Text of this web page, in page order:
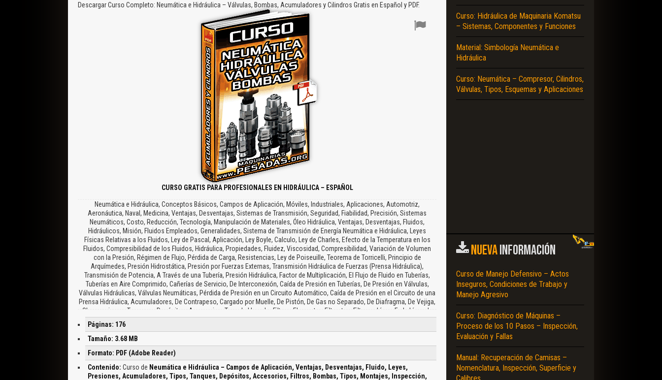
Descargar Curso Completo: Neumática e Hidráulica – Válvulas, Bombas, Acumuladores y Cilindros Gratis en Español y PDF.
CURSO GRATIS PARA PROFESIONALES EN HIDRÁULICA – ESPAÑOL
Neumática e Hidráulica, Conceptos Básicos, Campos de Aplicación, Móviles, Industriales, Aplicaciones, Automotriz,
Aeronáutica, Naval, Medicina, Ventajas, Desventajas, Sistemas de Transmisión, Seguridad, Fiabilidad, Precisión, Sistemas
Neumáticos, Costo, Reducción, Tecnología, Manipulación de Materiales, Óleo Hidráulica, Ventajas, Desventajas, Fluidos,
Hidráulicos, Misión, Fluidos Empleados, Generalidades, Sistema de Transmisión de Energía Neumática e Hidráulica, Leyes
Físicas Relativas a los Fluidos, Ley de Pascal, Aplicación, Ley Boyle, Calculo, Ley de Charles, Efecto de la Temperatura en los
Fluidos, Compresibilidad de los Fluidos, Hidráulica, Propiedades, Fluidez, Viscosidad, Compresibilidad, Variación de Volumen
con la Presión, Régimen de Flujo, Pérdida de Carga, Resistencias, Ley de Poiseuille, Teorema de Torricelli, Principio de
Arquímedes, Presión Hidrostática, Presión por Fuerzas Externas, Transmisión Hidráulica de Fuerzas (Prensa Hidráulica),
Transmisión de Potencia, A Través de una Tubería, Presión Hidráulica, Factor de Multiplicación, El Flujo de Fluido en Tuberías,
Tuberías en Aire Comprimido, Cañerías de Servicio, De Interconexión, Caída de Presión en Tuberías, De Presión en Válvulas,
Válvulas Hidráulicas, Válvulas Neumáticas, Pérdida de Presión en un Circuito Automático, Caída de Presión en el Circuito de una
Prensa Hidráulica, Acumuladores, De Contrapeso, Cargado por Muelle, De Pistón, De Gas no Separado, De Diafragma, De Vejiga,
Observaciones, Tanques y Depósitos, Accesorios, Tapa de Llenado, Filtros, Elementos Filtrantes, Filtro en Línea, En la Línea de
Presión, En el Retorno por Alivio, En la Línea de Retorno, Bombas, Aspiración, Descarga, Clasificación, Cilindrada, Caudal
Teórico, Rendimiento Volumétrico, Bombas de Desplazamiento Positivo, Montaje, Por Polea o Engranaje, Admisión y Salida de
Presión, Tolerancias en Bombas de Pistones y Paletas, Inspección, Reparación, Rearme de Bombas, Instrucciones de
Operación, Inversión del Sentido de Giro, Bombas de Pistones, Tolerancias, Terminaciones Superficiales, Bomba " Seco", Bomba
Hele-Shaw, Bomba Pittler-Thoma, Bomba Oilgear, Bombas de Pistones Esféricos, Rotativas de Pistones Axiales, De Williams-
Janney, De Embolo Buzo Axial (" Electráulica" ), Consideraciones, Inspección, Puesta en Marcha de las Bombas a Pistones,
Banco de Pruebas y Recepción, Condiciones, Bomba de Engranajes, De Dientes Internos, Bomba de Lóbulo, De Paletas
Páginas: 176
Tamaño: 3.68 MB
Formato: PDF (Adobe Reader)
Contenido: Curso de Neumática e Hidráulica – Campos de Aplicación, Ventajas, Desventajas, Fluido, Leyes,
Presiones, Acumuladores, Tipos, Tanques, Depósitos, Accesorios, Filtros, Bombas, Tipos, Montajes, Inspección,
Curso: Hidráulica de Maquinaria Komatsu
– Sistemas, Componentes y Funciones
Material: Simbología Neumática e
Hidráulica
Curso: Neumática – Compresor, Cilindros,
Válvulas, Tipos, Esquemas y Aplicaciones
NUEVAINFORMACIÓN
Curso de Manejo Defensivo – Actos
Inseguros, Condiciones de Trabajo y
Manejo Agresivo
Curso: Diagnóstico de Máquinas –
Proceso de los 10 Pasos – Inspección,
Evaluación y Fallas
Manual: Recuperación de Camisas –
Nomenclatura, Inspección, Superficie y